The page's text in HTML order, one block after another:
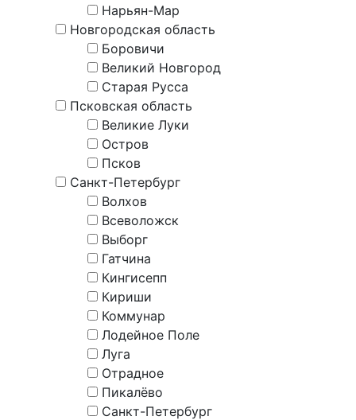
Нарьян-Мар
Новгородская область
Боровичи
Великий Новгород
Старая Русса
Псковская область
Великие Луки
Остров
Псков
Санкт-Петербург
Волхов
Всеволожск
Выборг
Гатчина
Кингисепп
Кириши
Коммунар
Лодейное Поле
Луга
Отрадное
Пикалёво
Санкт-Петербург